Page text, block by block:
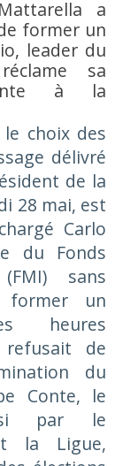
a
former un
leader du
sa
à la
choix des
délivré
de la
28 mai, est
Carlo
du Fonds
sans
former un
heures
refusait de
du
Conte, le
par le
la Ligue,